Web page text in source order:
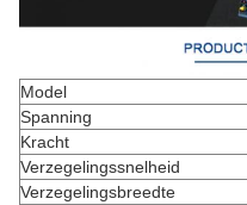
Model
Spanning
Kracht
Verzegelingssnelheid
Verzegelingsbreedte